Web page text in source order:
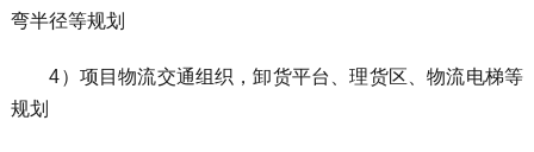
弯半径等规划
4）项目物流交通组织，卸货平台、理货区、物流电梯等
规划